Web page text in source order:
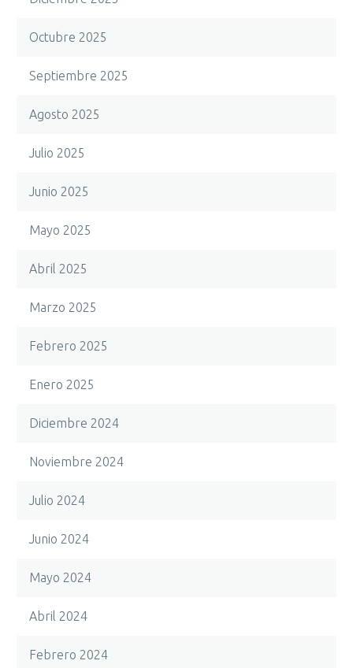
Octubre 2025
Septiembre 2025
Agosto 2025
Julio 2025
Junio 2025
Mayo 2025
Abril 2025
Marzo 2025
Febrero 2025
Enero 2025
Diciembre 2024
Noviembre 2024
Julio 2024
Junio 2024
Mayo 2024
Abril 2024
Febrero 2024